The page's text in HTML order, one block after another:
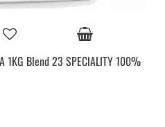
1KG Blend 23 SPECIALITY 100%